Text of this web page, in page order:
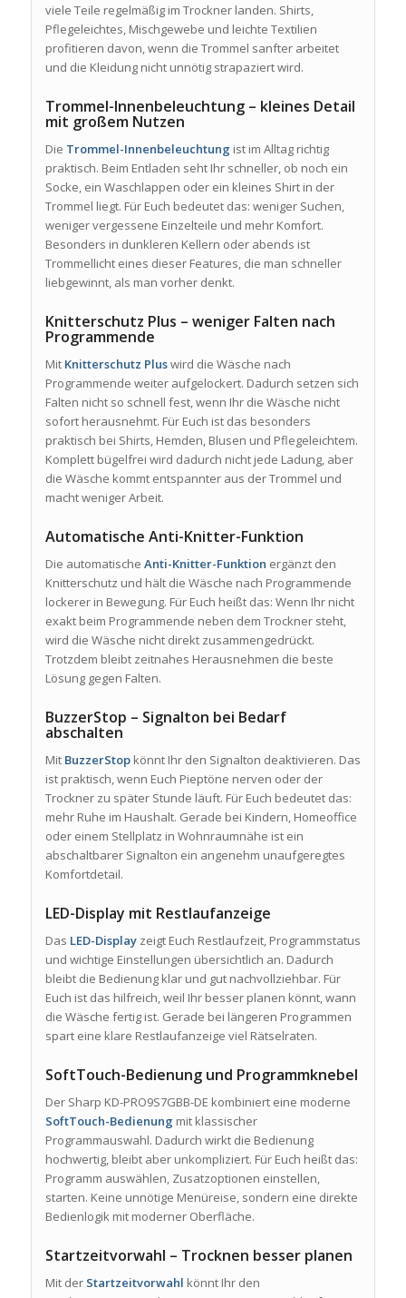
viele Teile regelmäßig im Trockner landen. Shirts,
Pflegeleichtes, Mischgewebe und leichte Textilien
profitieren davon, wenn die Trommel sanfter arbeitet
und die Kleidung nicht unnötig strapaziert wird.
Trommel-Innenbeleuchtung – kleines Detail
mit großem Nutzen
Die Trommel-Innenbeleuchtung ist im Alltag richtig
praktisch. Beim Entladen seht Ihr schneller, ob noch ein
Socke, ein Waschlappen oder ein kleines Shirt in der
Trommel liegt. Für Euch bedeutet das: weniger Suchen,
weniger vergessene Einzelteile und mehr Komfort.
Besonders in dunkleren Kellern oder abends ist
Trommellicht eines dieser Features, die man schneller
liebgewinnt, als man vorher denkt.
Knitterschutz Plus – weniger Falten nach
Programmende
Mit Knitterschutz Pluswird die Wäsche nach
Programmende weiter aufgelockert. Dadurch setzen sich
Falten nicht so schnell fest, wenn Ihr die Wäsche nicht
sofort herausnehmt. Für Euch ist das besonders
praktisch bei Shirts, Hemden, Blusen und Pflegeleichtem.
Komplett bügelfrei wird dadurch nicht jede Ladung, aber
die Wäsche kommt entspannter aus der Trommel und
macht weniger Arbeit.
Automatische Anti-Knitter-Funktion
Die automatische Anti-Knitter-Funktion ergänzt den
Knitterschutz und hält die Wäsche nach Programmende
lockerer in Bewegung. Für Euch heißt das: Wenn Ihr nicht
exakt beim Programmende neben dem Trockner steht,
wird die Wäsche nicht direkt zusammengedrückt.
Trotzdem bleibt zeitnahes Herausnehmen die beste
Lösung gegen Falten.
BuzzerStop – Signalton bei Bedarf
abschalten
Mit BuzzerStopkönnt Ihr den Signalton deaktivieren. Das
ist praktisch, wenn Euch Pieptöne nerven oder der
Trockner zu später Stunde läuft. Für Euch bedeutet das:
mehr Ruhe im Haushalt. Gerade bei Kindern, Homeoffice
oder einem Stellplatz in Wohnraumnähe ist ein
abschaltbarer Signalton ein angenehm unaufgeregtes
Komfortdetail.
LED-Display mit Restlaufanzeige
Das LED-Displayzeigt Euch Restlaufzeit, Programmstatus
und wichtige Einstellungen übersichtlich an. Dadurch
bleibt die Bedienung klar und gut nachvollziehbar. Für
Euch ist das hilfreich, weil Ihr besser planen könnt, wann
die Wäsche fertig ist. Gerade bei längeren Programmen
spart eine klare Restlaufanzeige viel Rätselraten.
SoftTouch-Bedienung und Programmknebel
Der Sharp KD-PRO9S7GBB-DE kombiniert eine moderne
SoftTouch-Bedienung mit klassischer
Programmauswahl. Dadurch wirkt die Bedienung
hochwertig, bleibt aber unkompliziert. Für Euch heißt das:
Programm auswählen, Zusatzoptionen einstellen,
starten. Keine unnötige Menüreise, sondern eine direkte
Bedienlogik mit moderner Oberfläche.
Startzeitvorwahl – Trocknen besser planen
Mit der Startzeitvorwahl könnt Ihr den